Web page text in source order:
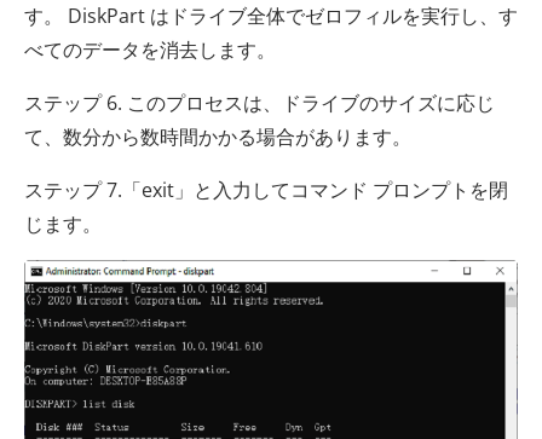
す。 DiskPart はドライブ全体でゼロフィルを実行し、す
べてのデータを消去します。
ステップ 6. このプロセスは、ドライブのサイズに応じ
て、数分から数時間かかる場合があります。
ステップ 7.「exit」と入力してコマンド プロンプトを閉
じます。